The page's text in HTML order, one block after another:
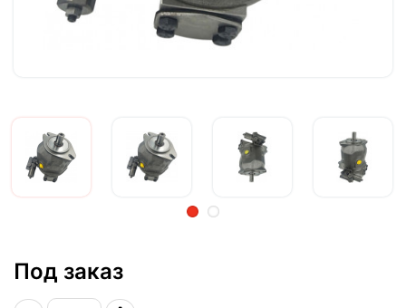
Под заказ